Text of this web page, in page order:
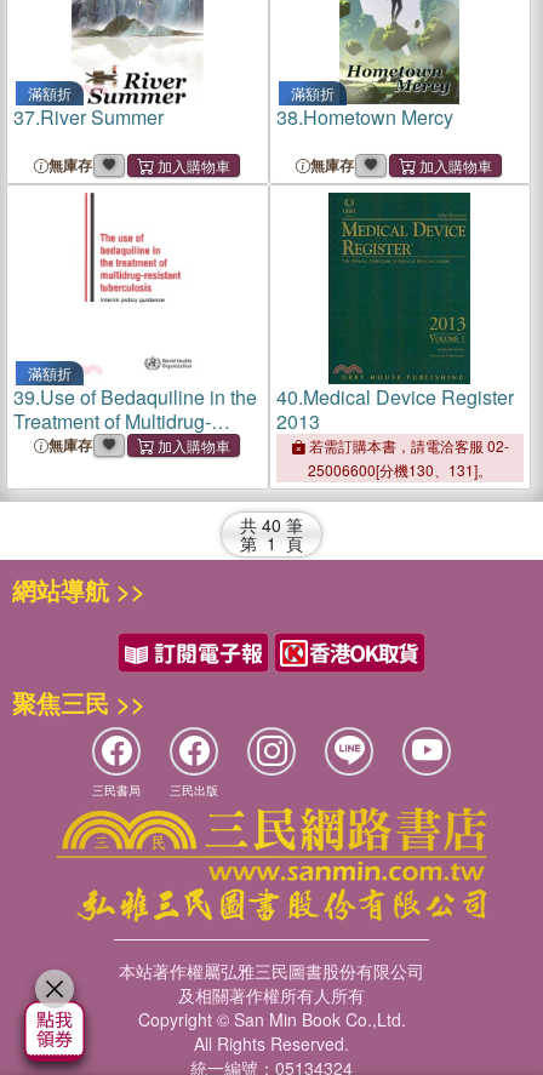
滿額折
37.River Summer
無庫存
滿額折
38.Hometown Mercy
無庫存
滿額折
39.Use of Bedaquiline in the
Treatment of Multidrug-
resistant Tuberculosis
無庫存
40.Medical Device Register
2013
若需訂購本書，請電洽客服 02-
25006600[分機130、131]。
共 40 筆
第 1 頁
網站導航 >>
聚焦三民 >>
三民書局 三民出版
本站著作權屬弘雅三民圖書股份有限公司
及相關著作權所有人所有
Copyright © San Min Book Co.,Ltd.
All Rights Reserved.
統一編號：05134324